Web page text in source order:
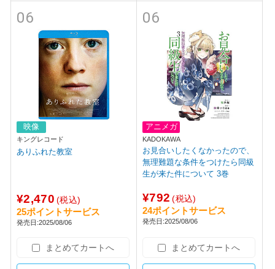
06
映像
キングレコード
ありふれた教室
¥2,470 (税込)
25ポイントサービス
発売日:2025/08/06
まとめてカートへ
06
アニメガ
KADOKAWA
お見合いしたくなかったので、
無理難題な条件をつけたら同級
生が来た件について 3巻
¥792 (税込)
24ポイントサービス
発売日:2025/08/06
まとめてカートへ